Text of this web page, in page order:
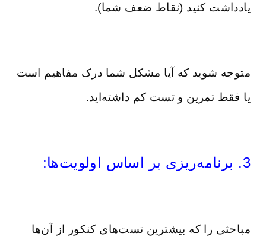
یادداشت کنید (نقاط ضعف شما).
متوجه شوید که آیا مشکل شما درک مفاهیم است
یا فقط تمرین و تست کم داشته‌اید.
3. برنامه‌ریزی بر اساس اولویت‌ها:
مباحثی را که بیشترین تست‌های کنکور از آن‌ها